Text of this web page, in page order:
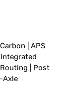
| APS
| Post
Axle